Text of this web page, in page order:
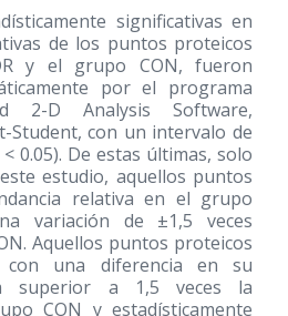
significativas en
de los puntos proteicos
y el grupo CON, fueron
por el programa
2-D Analysis Software,
Student, con un intervalo de
0.05). De estas últimas, solo
estudio, aquellos puntos
relativa en el grupo
variación de ±1,5 veces
Aquellos puntos proteicos
una diferencia en su
superior a 1,5 veces la
CON y estadísticamente